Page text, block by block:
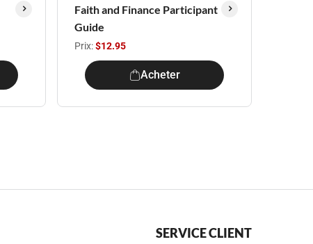
Faith and Finance Participant
Guide
Prix:$12.95
Acheter
SERVICE CLIENT